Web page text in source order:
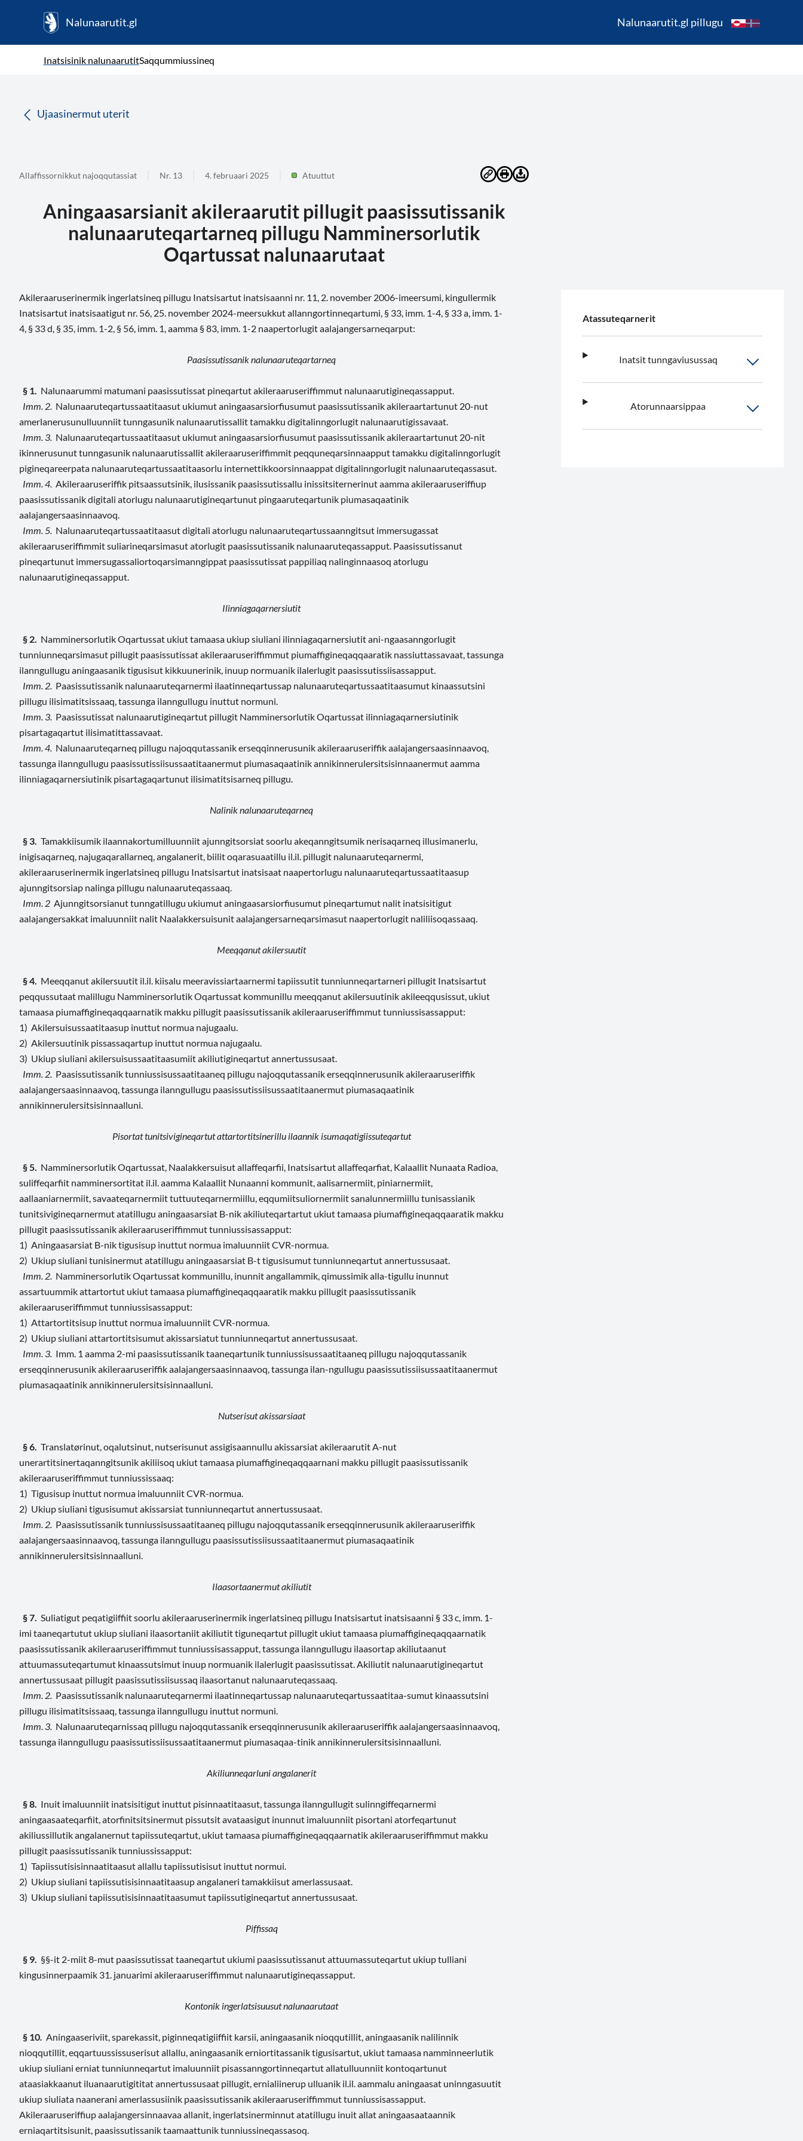
Nalunaarutit.gl Nalunaarutit.gl pillugu
Inatsisinik nalunaarutitSaqqummiussineq
Ujaasinermut uterit
Allaffissornikkut najoqqutassiat Nr. 13 4. februaari 2025 Atuuttut
Aningaasarsianit akileraarutit pillugit paasissutissanik
nalunaaruteqartarneq pillugu Namminersorlutik
Oqartussat nalunaarutaat
Akileraaruserinermik ingerlatsineq pillugu Inatsisartut inatsisaanni nr. 11, 2. november 2006-imeersumi, kingullermik
Inatsisartut inatsisaatigut nr. 56, 25. november 2024-meersukkut allanngortinneqartumi, § 33, imm. 1-4, § 33 a, imm. 1-
4, § 33 d, § 35, imm. 1-2, § 56, imm. 1, aamma § 83, imm. 1-2 naapertorlugit aalajangersarneqarput:
Paasissutissanik nalunaaruteqartarneq
§ 1.
Nalunaarummi matumani paasissutissat pineqartut akileraaruseriffimmut nalunaarutigineqassapput.
Imm. 2. Nalunaaruteqartussaatitaasut ukiumut aningaasarsiorfiusumut paasissutissanik akileraartartunut 20-nut
amerlanerusunulluunniit tunngasunik nalunaarutissallit tamakku digitalinngorlugit nalunaarutigissavaat.
Imm. 3. Nalunaaruteqartussaatitaasut ukiumut aningaasarsiorfiusumut paasissutissanik akileraartartunut 20-nit
ikinnerusunut tunngasunik nalunaarutissallit akileraaruseriffimmit peqquneqarsinnaapput tamakku digitalinngorlugit
pigineqareerpata nalunaaruteqartussaatitaasorlu internettikkoorsinnaappat digitalinngorlugit nalunaaruteqassasut.
Imm. 4. Akileraaruseriffik pitsaassutsinik, ilusissanik paasissutissallu inissitsiternerinut aamma akileraaruseriffiup
paasissutissanik digitali atorlugu nalunaarutigineqartunut pingaaruteqartunik piumasaqaatinik
aalajangersaasinnaavoq.
Imm. 5. Nalunaaruteqartussaatitaasut digitali atorlugu nalunaaruteqartussaanngitsut immersugassat
akileraaruseriffimmit suliarineqarsimasut atorlugit paasissutissanik nalunaaruteqassapput. Paasissutissanut
pineqartunut immersugassaliortoqarsimanngippat paasissutissat pappiliaq nalinginnaasoq atorlugu
nalunaarutigineqassapput.
Ilinniagaqarnersiutit
§ 2. Namminersorlutik Oqartussat ukiut tamaasa ukiup siuliani ilinniagaqarnersiutit ani-ngaasanngorlugit
tunniunneqarsimasut pillugit paasissutissat akileraaruseriffimmut piumaffigineqaqqaaratik nassiuttassavaat, tassunga
ilanngullugu aningaasanik tigusisut kikkuunerinik, inuup normuanik ilalerlugit paasissutissiisassapput.
Imm. 2. Paasissutissanik nalunaaruteqarnermi ilaatinneqartussap nalunaaruteqartussaatitaasumut kinaassutsini
pillugu ilisimatitsissaaq, tassunga ilanngullugu inuttut normuni.
Imm. 3. Paasissutissat nalunaarutigineqartut pillugit Namminersorlutik Oqartussat ilinniagaqarnersiutinik
pisartagaqartut ilisimatittassavaat.
Imm. 4. Nalunaaruteqarneq pillugu najoqqutassanik erseqqinnerusunik akileraaruseriffik aalajangersaasinnaavoq,
tassunga ilanngullugu paasissutissiisussaatitaanermut piumasaqaatinik annikinnerulersitsisinnaanermut aamma
ilinniagaqarnersiutinik pisartagaqartunut ilisimatitsisarneq pillugu.
Nalinik nalunaaruteqarneq
§ 3. Tamakkiisumik ilaannakortumilluunniit ajunngitsorsiat soorlu akeqanngitsumik nerisaqarneq illusimanerlu,
inigisaqarneq, najugaqarallarneq, angalanerit, biilit oqarasuaatillu il.il. pillugit nalunaaruteqarnermi,
akileraaruserinermik ingerlatsineq pillugu Inatsisartut inatsisaat naapertorlugu nalunaaruteqartussaatitaasup
ajunngitsorsiap nalinga pillugu nalunaaruteqassaaq.
Imm. 2 Ajunngitsorsianut tunngatillugu ukiumut aningaasarsiorfiusumut pineqartumut nalit inatsisitigut
aalajangersakkat imaluunniit nalit Naalakkersuisunit aalajangersarneqarsimasut naapertorlugit naliliisoqassaaq.
Meeqqanut akilersuutit
§ 4. Meeqqanut akilersuutit il.il. kiisalu meeravissiartaarnermi tapiissutit tunniunneqartarneri pillugit Inatsisartut
peqqussutaat malillugu Namminersorlutik Oqartussat kommunillu meeqqanut akilersuutinik akileeqqusissut, ukiut
tamaasa piumaffigineqaqqaarnatik makku pillugit paasissutissanik akileraaruseriffimmut tunniussisassapput:
1) Akilersuisussaatitaasup inuttut normua najugaalu.
2) Akilersuutinik pissassaqartup inuttut normua najugaalu.
3) Ukiup siuliani akilersuisussaatitaasumiit akiliutigineqartut annertussusaat.
Imm. 2. Paasissutissanik tunniussisussaatitaaneq pillugu najoqqutassanik erseqqinnerusunik akileraaruseriffik
aalajangersaasinnaavoq, tassunga ilanngullugu paasissutissiisussaatitaanermut piumasaqaatinik
annikinnerulersitsisinnaalluni.
Pisortat tunitsivigineqartut attartortitsinerillu ilaannik isumaqatigiissuteqartut
§ 5. Namminersorlutik Oqartussat, Naalakkersuisut allaffeqarfii, Inatsisartut allaffeqarfiat, Kalaallit Nunaata Radioa,
suliffeqarfiit namminersortitat il.il. aamma Kalaallit Nunaanni kommunit, aalisarnermiit, piniarnermiit,
aallaaniarnermiit, savaateqarnermiit tuttuuteqarnermiillu, eqqumiitsuliornermiit sanalunnermiillu tunisassianik
tunitsivigineqarnermut atatillugu aningaasarsiat B-nik akiliuteqartartut ukiut tamaasa piumaffigineqaqqaaratik makku
pillugit paasissutissanik akileraaruseriffimmut tunniussisassapput:
1) Aningaasarsiat B-nik tigusisup inuttut normua imaluunniit CVR-normua.
2) Ukiup siuliani tunisinermut atatillugu aningaasarsiat B-t tigusisumut tunniunneqartut annertussusaat.
Imm. 2. Namminersorlutik Oqartussat kommunillu, inunnit angallammik, qimussimik alla-tigullu inunnut
assartuummik attartortut ukiut tamaasa piumaffigineqaqqaaratik makku pillugit paasissutissanik
akileraaruseriffimmut tunniussisassapput:
1) Attartortitsisup inuttut normua imaluunniit CVR-normua.
2) Ukiup siuliani attartortitsisumut akissarsiatut tunniunneqartut annertussusaat.
Imm. 3. Imm. 1 aamma 2-mi paasissutissanik taaneqartunik tunniussisussaatitaaneq pillugu najoqqutassanik
erseqqinnerusunik akileraaruseriffik aalajangersaasinnaavoq, tassunga ilan-ngullugu paasissutissiisussaatitaanermut
piumasaqaatinik annikinnerulersitsisinnaalluni.
Nutserisut akissarsiaat
§ 6. Translatørinut, oqalutsinut, nutserisunut assigisaannullu akissarsiat akileraarutit A-nut
unerartitsinertaqanngitsunik akiliisoq ukiut tamaasa piumaffigineqaqqaarnani makku pillugit paasissutissanik
akileraaruseriffimmut tunniussissaaq:
1) Tigusisup inuttut normua imaluunniit CVR-normua.
2) Ukiup siuliani tigusisumut akissarsiat tunniunneqartut annertussusaat.
Imm. 2. Paasissutissanik tunniussisussaatitaaneq pillugu najoqqutassanik erseqqinnerusunik akileraaruseriffik
aalajangersaasinnaavoq, tassunga ilanngullugu paasissutissiisussaatitaanermut piumasaqaatinik
annikinnerulersitsisinnaalluni.
Ilaasortaanermut akiliutit
§ 7. Suliatigut peqatigiiffiit soorlu akileraaruserinermik ingerlatsineq pillugu Inatsisartut inatsisaanni § 33 c, imm. 1-
imi taaneqartutut ukiup siuliani ilaasortaniit akiliutit tiguneqartut pillugit ukiut tamaasa piumaffigineqaqqaarnatik
paasissutissanik akileraaruseriffimmut tunniussisassapput, tassunga ilanngullugu ilaasortap akiliutaanut
attuumassuteqartumut kinaassutsimut inuup normuanik ilalerlugit paasissutissat. Akiliutit nalunaarutigineqartut
annertussusaat pillugit paasissutissiisussaq ilaasortanut nalunaaruteqassaaq.
Imm. 2. Paasissutissanik nalunaaruteqarnermi ilaatinneqartussap nalunaaruteqartussaatitaa-sumut kinaassutsini
pillugu ilisimatitsissaaq, tassunga ilanngullugu inuttut normuni.
Imm. 3. Nalunaaruteqarnissaq pillugu najoqqutassanik erseqqinnerusunik akileraaruseriffik aalajangersaasinnaavoq,
tassunga ilanngullugu paasissutissiisussaatitaanermut piumasaqaa-tinik annikinnerulersitsisinnaalluni.
Akiliunneqarluni angalanerit
§ 8. Inuit imaluunniit inatsisitigut inuttut pisinnaatitaasut, tassunga ilanngullugit sulinngiffeqarnermi
aningaasaateqarfiit, atorfinitsitsinermut pissutsit avataasigut inunnut imaluunniit pisortani atorfeqartunut
akiliussillutik angalanernut tapiissuteqartut, ukiut tamaasa piumaffigineqaqqaarnatik akileraaruseriffimmut makku
pillugit paasissutissanik tunniussissapput:
1) Tapiissutisisinnaatitaasut allallu tapiissutisisut inuttut normui.
2) Ukiup siuliani tapiissutisisinnaatitaasup angalaneri tamakkiisut amerlassusaat.
3) Ukiup siuliani tapiissutisisinnaatitaasumut tapiissutigineqartut annertussusaat.
Piffissaq
§ 9. §§-it 2-miit 8-mut paasissutissat taaneqartut ukiumi paasissutissanut attuumassuteqartut ukiup tulliani
kingusinnerpaamik 31. januarimi akileraaruseriffimmut nalunaarutigineqassapput.
Kontonik ingerlatsisuusut nalunaarutaat
§ 10 Aningaaseriviit, sparekassit, piginneqatigiiffiit karsii, aningaasanik nioqqutillit, aningaasanik nalilinnik
nioqqutillit, eqqartuussissuserisut allallu, aningaasanik erniortitassanik tigusisartut, ukiut tamaasa namminneerlutik
ukiup siuliani erniat tunniunneqartut imaluunniit pisassanngortinneqartut allatulluunniit kontoqartunut
ataasiakkaanut iluanaarutigititat annertussusaat pillugit, ernialiinerup ulluanik il.il. aammalu aningaasat uninngasuutit
ukiup siuliata naanerani amerlassusiinik paasissutissanik akileraaruseriffimmut tunniussisassapput.
Akileraaruseriffiup aalajangersinnaavaa allanit, ingerlatsinerminnut atatillugu inuit allat aningaasaataannik
erniaqartitsisunit, paasissutissanik taamaattunik tunniussineqassasoq.
Atassuteqarnerit
Inatsit tunngaviusussaq
Atorunnaarsippaa